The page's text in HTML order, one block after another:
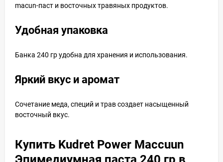
macun-паст и восточных травяных продуктов.
Удобная упаковка
Банка 240 гр удобна для хранения и использования.
Яркий вкус и аромат
Сочетание меда, специй и трав создает насыщенный
восточный вкус.
Купить Kudret Power Maccuun